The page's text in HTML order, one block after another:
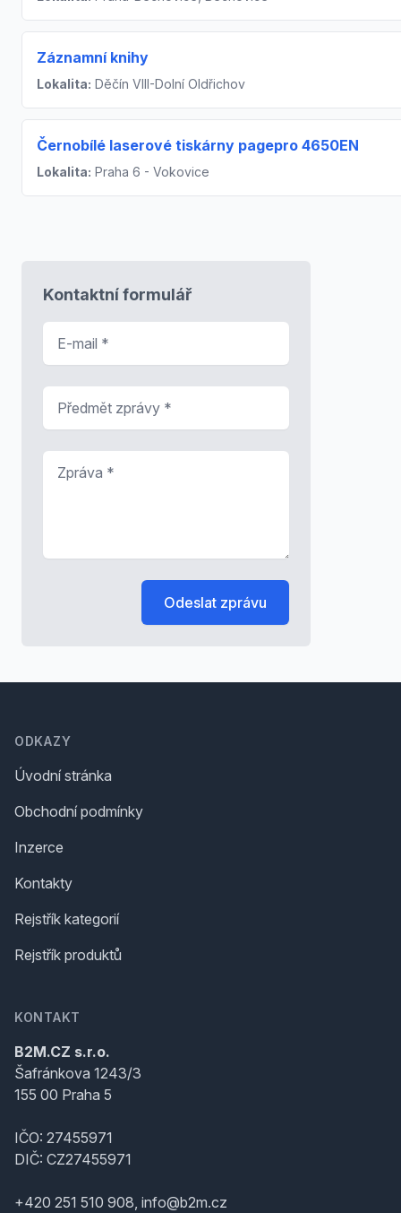
Záznamní knihy
Lokalita: Děčín VIII-Dolní Oldřichov
Černobílé laserové tiskárny pagepro 4650EN
Lokalita: Praha 6 - Vokovice
Kontaktní formulář
Odeslat zprávu
ODKAZY
Úvodní stránka
Obchodní podmínky
Inzerce
Kontakty
Rejstřík kategorií
Rejstřík produktů
KONTAKT
B2M.CZ s.r.o.
Šafránkova 1243/3
155 00 Praha 5
IČO: 27455971
DIČ: CZ27455971
+420 251 510 908, info@b2m.cz